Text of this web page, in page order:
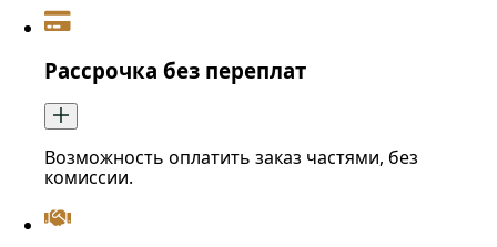
Рассрочка без переплат
Возможность оплатить заказ частями, без
комиссии.